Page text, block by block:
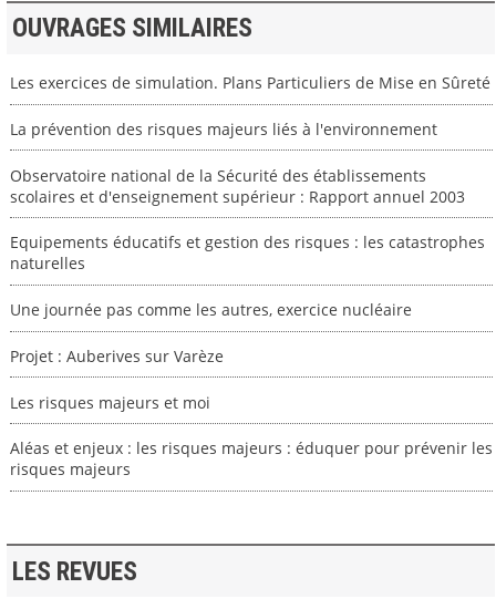
OUVRAGES SIMILAIRES
Les exercices de simulation. Plans Particuliers de Mise en Sûreté
La prévention des risques majeurs liés à l'environnement
Observatoire national de la Sécurité des établissements
scolaires et d'enseignement supérieur : Rapport annuel 2003
Equipements éducatifs et gestion des risques : les catastrophes
naturelles
Une journée pas comme les autres, exercice nucléaire
Projet : Auberives sur Varèze
Les risques majeurs et moi
Aléas et enjeux : les risques majeurs : éduquer pour prévenir les
risques majeurs
LES REVUES